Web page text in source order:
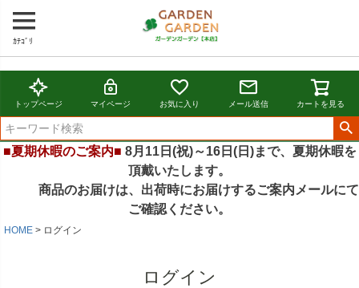
ｶﾃｺﾞﾘ
トップページ マイページ お気に入り メール送信 カートを見る
■夏期休暇のご案内■ 8月11日(祝)～16日(日)まで、夏期休暇を
頂戴いたします。
商品のお届けは、出荷時にお届けするご案内メールにて
ご確認ください。
HOME ログイン
ログイン